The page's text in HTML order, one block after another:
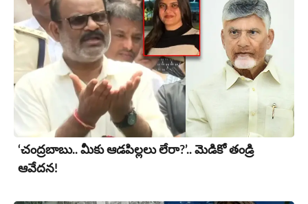
‘చంద్రబాబు.. మీకు ఆడపిల్లలు లేరా?’.. మెడికో తండ్రి
ఆవేదన!